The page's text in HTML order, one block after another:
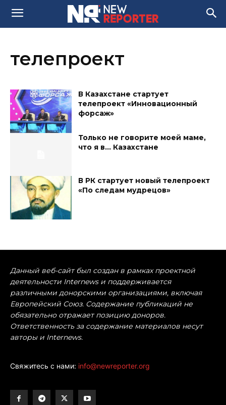
телепроект
В Казахстане стартует
телепроект «Инновационный
форсаж»
Только не говорите моей маме,
что я в… Казахстане
В РК стартует новый телепроект
«По следам мудрецов»
Данный веб-сайт был создан в рамках проектной
деятельности Internews и поддерживается
различными донорскими организациями, включая
Европейский Союз. Содержание публикаций не
обязательно отражает позицию доноров.
Ответственность за содержание материалов несут
авторы и Internews.
Свяжитесь с нами: info@newreporter.org